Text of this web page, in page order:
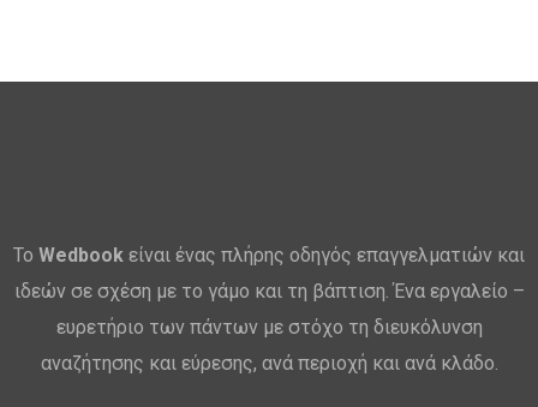
Το Wedbook είναι ένας πλήρης οδηγός επαγγελματιών και
ιδεών σε σχέση με το γάμο και τη βάπτιση. Ένα εργαλείο –
ευρετήριο των πάντων με στόχο τη διευκόλυνση
αναζήτησης και εύρεσης, ανά περιοχή και ανά κλάδο.